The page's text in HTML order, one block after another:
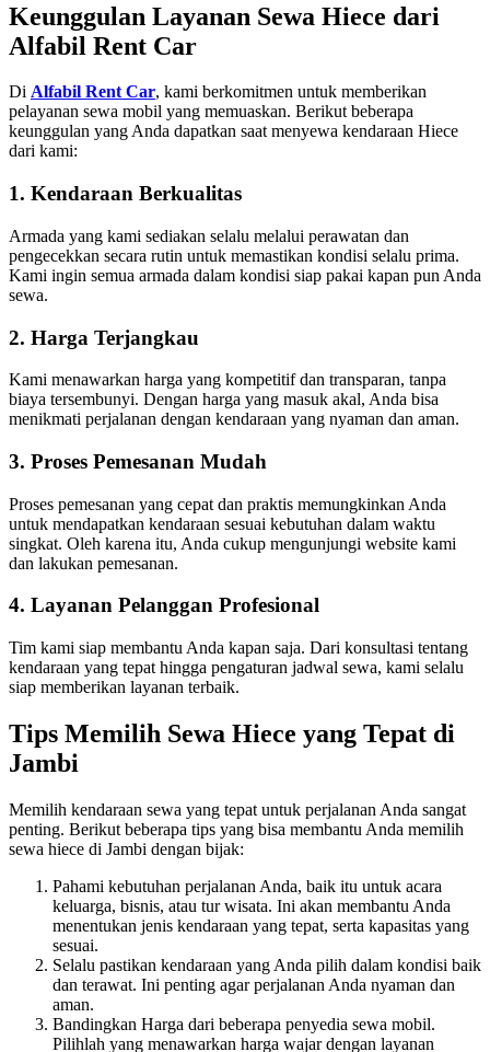
Keunggulan Layanan Sewa Hiece dari
Alfabil Rent Car
Di Alfabil Rent Car, kami berkomitmen untuk memberikan
pelayanan sewa mobil yang memuaskan. Berikut beberapa
keunggulan yang Anda dapatkan saat menyewa kendaraan Hiece
dari kami:
1. Kendaraan Berkualitas
Armada yang kami sediakan selalu melalui perawatan dan
pengecekkan secara rutin untuk memastikan kondisi selalu prima.
Kami ingin semua armada dalam kondisi siap pakai kapan pun Anda
sewa.
2. Harga Terjangkau
Kami menawarkan harga yang kompetitif dan transparan, tanpa
biaya tersembunyi. Dengan harga yang masuk akal, Anda bisa
menikmati perjalanan dengan kendaraan yang nyaman dan aman.
3. Proses Pemesanan Mudah
Proses pemesanan yang cepat dan praktis memungkinkan Anda
untuk mendapatkan kendaraan sesuai kebutuhan dalam waktu
singkat. Oleh karena itu, Anda cukup mengunjungi website kami
dan lakukan pemesanan.
4. Layanan Pelanggan Profesional
Tim kami siap membantu Anda kapan saja. Dari konsultasi tentang
kendaraan yang tepat hingga pengaturan jadwal sewa, kami selalu
siap memberikan layanan terbaik.
Tips Memilih Sewa Hiece yang Tepat di
Jambi
Memilih kendaraan sewa yang tepat untuk perjalanan Anda sangat
penting. Berikut beberapa tips yang bisa membantu Anda memilih
sewa hiece di Jambi dengan bijak:
Pahami kebutuhan perjalanan Anda, baik itu untuk acara
keluarga, bisnis, atau tur wisata. Ini akan membantu Anda
menentukan jenis kendaraan yang tepat, serta kapasitas yang
sesuai.
Selalu pastikan kendaraan yang Anda pilih dalam kondisi baik
dan terawat. Ini penting agar perjalanan Anda nyaman dan
aman.
Bandingkan Harga dari beberapa penyedia sewa mobil.
Pilihlah yang menawarkan harga wajar dengan layanan